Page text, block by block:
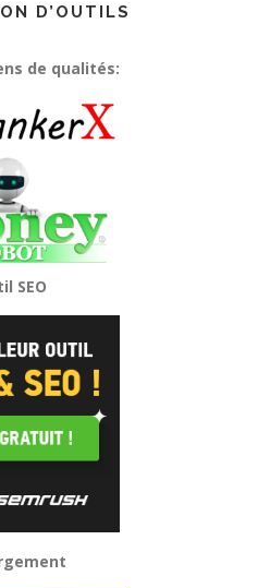
D’OUTILS
de qualités:
SEO